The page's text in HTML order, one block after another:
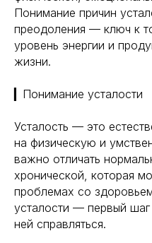
Понимание причин
преодоления — ключ к
уровень энергии и
жизни.
▎Понимание усталости
Усталость — это
на физическую и
важно отличать
хронической, которая
проблемах со
усталости — первый шаг
ней справляться.